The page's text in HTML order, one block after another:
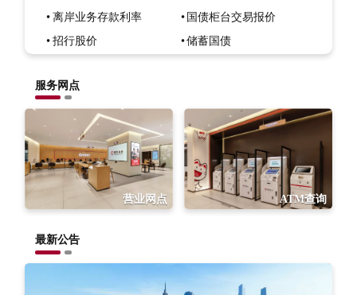
离岸业务存款利率
国债柜台交易报价
招行股价
储蓄国债
服务网点
营业网点 ATM查询
最新公告